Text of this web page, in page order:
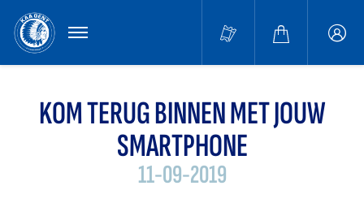
MENU
KOM TERUG BINNEN MET JOUW
SMARTPHONE
11-09-2019